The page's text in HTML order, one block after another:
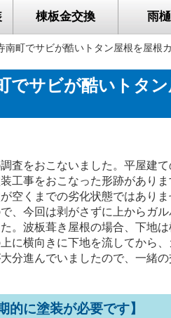
棟板金交換 雨
南町でサビが酷いトタン屋根を屋根
でサビが酷いトタ
査をおこないました。平屋建
工事をおこなった形跡があり
空くまでの劣化状態ではあり
、今回は剥がさずに上からガ
。波板葺き屋根の場合、下地
に横向きに下地を流してから
分進んでいましたので、一緒
的に塗装が必要です】